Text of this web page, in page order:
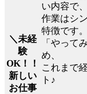
＼未経
験
OK！！
新しい
お仕事
い内容で、
作業はシ
特徴です。
「やって
め、
これまで
ト♪